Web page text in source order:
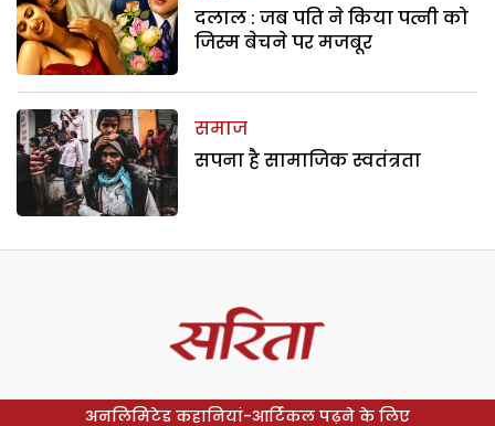
दलाल : जब पति ने किया पत्नी को
जिस्म बेचने पर मजबूर
समाज
सपना है सामाजिक स्वतंत्रता
अनलिमिटेड कहानियां-आर्टिकल पढ़ने के लिए